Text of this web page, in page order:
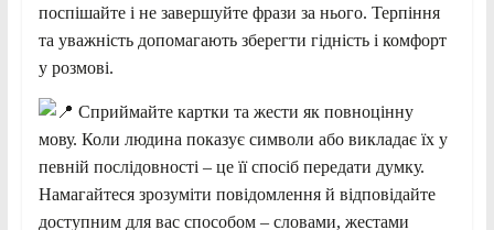
поспішайте і не завершуйте фрази за нього. Терпіння
та уважність допомагають зберегти гідність і комфорт
у розмові.
Сприймайте картки та жести як повноцінну
мову. Коли людина показує символи або викладає їх у
певній послідовності – це її спосіб передати думку.
Намагайтеся зрозуміти повідомлення й відповідайте
доступним для вас способом – словами, жестами